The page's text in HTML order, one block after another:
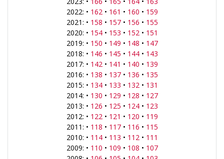
2022: • 162• 161 • 160 • 159
2021: • 158 • 157• 156 • 155
2020: • 154• 153 • 152• 151
2019: • 150 • 149 • 148 • 147
2018: • 146 • 145 • 144• 143
2017: • 142• 141 • 140 • 139
2016: • 138 • 137• 136 • 135
2015: • 134• 133 • 132• 131
2014: • 130 • 129 • 128 • 127
2013: • 126 • 125 • 124• 123
2012: • 122• 121 • 120 • 119
2011: • 118 • 117• 116 • 115
2010: • 114• 113 • 112• 111
2009: • 110 • 109 • 108 • 107